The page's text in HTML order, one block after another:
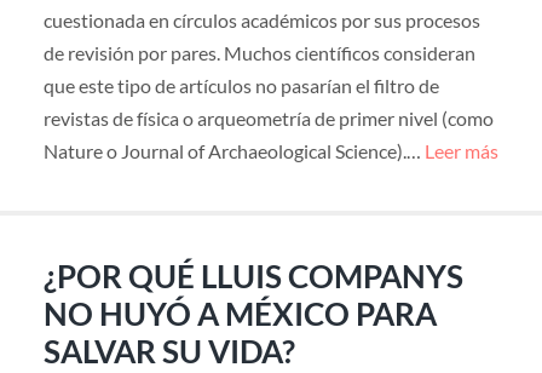
cuestionada en círculos académicos por sus procesos
de revisión por pares. Muchos científicos consideran
que este tipo de artículos no pasarían el filtro de
revistas de física o arqueometría de primer nivel (como
Nature o Journal of Archaeological Science).… Leer más
¿POR QUÉ LLUIS COMPANYS
NO HUYÓ A MÉXICO PARA
SALVAR SU VIDA?